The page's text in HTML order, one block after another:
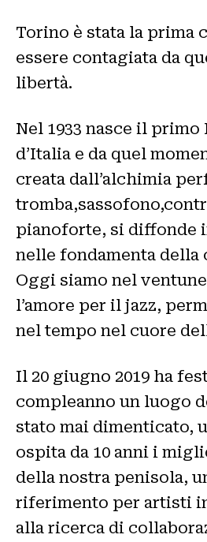
Torino è stata la prima
essere contagiata da
libertà.
Nel 1933 nasce il primo
d’Italia e da quel
creata dall’alchimia
pianoforte, si diffonde
nelle fondamenta della
Oggi siamo nel
l’amore per il jazz,
nel tempo nel cuore
Il 20 giugno 2019 ha
compleanno un luogo
stato mai dimenticato,
ospita da 10 anni i
della nostra penisola,
riferimento per artisti
alla ricerca di